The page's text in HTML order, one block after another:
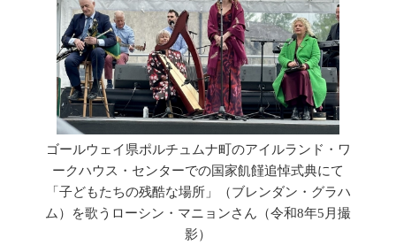
ゴールウェイ県ポルチュムナ町のアイルランド・ワ
ークハウス・センターでの国家飢饉追悼式典にて
「子どもたちの残酷な場所」（ブレンダン・グラハ
ム）を歌うローシン・マニョンさん（令和8年5月撮
影）